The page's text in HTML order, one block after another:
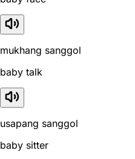
mukhang sanggol
baby talk
usapang sanggol
baby sitter